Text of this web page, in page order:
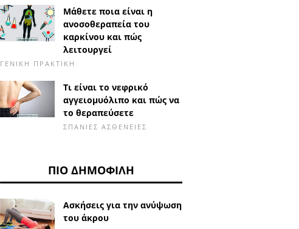
Μάθετε ποια είναι η
ανοσοθεραπεία του
καρκίνου και πώς
λειτουργεί
ΓΕΝΙΚΉ ΠΡΑΚΤΙΚΉ
Τι είναι το νεφρικό
αγγειομυόλιπο και πώς να
το θεραπεύσετε
ΣΠΆΝΙΕΣ ΑΣΘΈΝΕΙΕΣ
ΠΙΟ ΔΗΜΟΦΙΛΉ
Ασκήσεις για την ανύψωση
του άκρου